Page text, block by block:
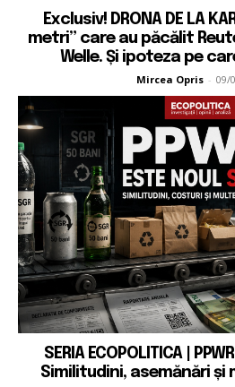
Exclusiv! DRONA DE LA
metri” care au păcălit
Welle. Și ipoteza pe
Mircea Opris - 09/
SERIA ECOPOLITICA |
Similitudini, asemănări și